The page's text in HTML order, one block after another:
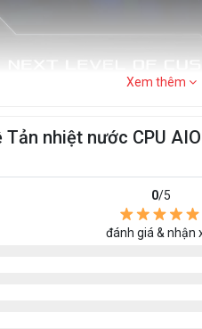
Xem thêm
nhiệt nước CPU AIO
0/5
đánh giá & nhận